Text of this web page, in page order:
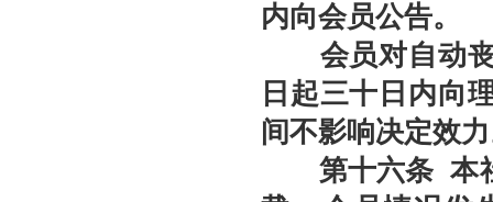
内向会员公告。
会员对自动丧
日起三十日内向
间不影响决定效
第十六条 本